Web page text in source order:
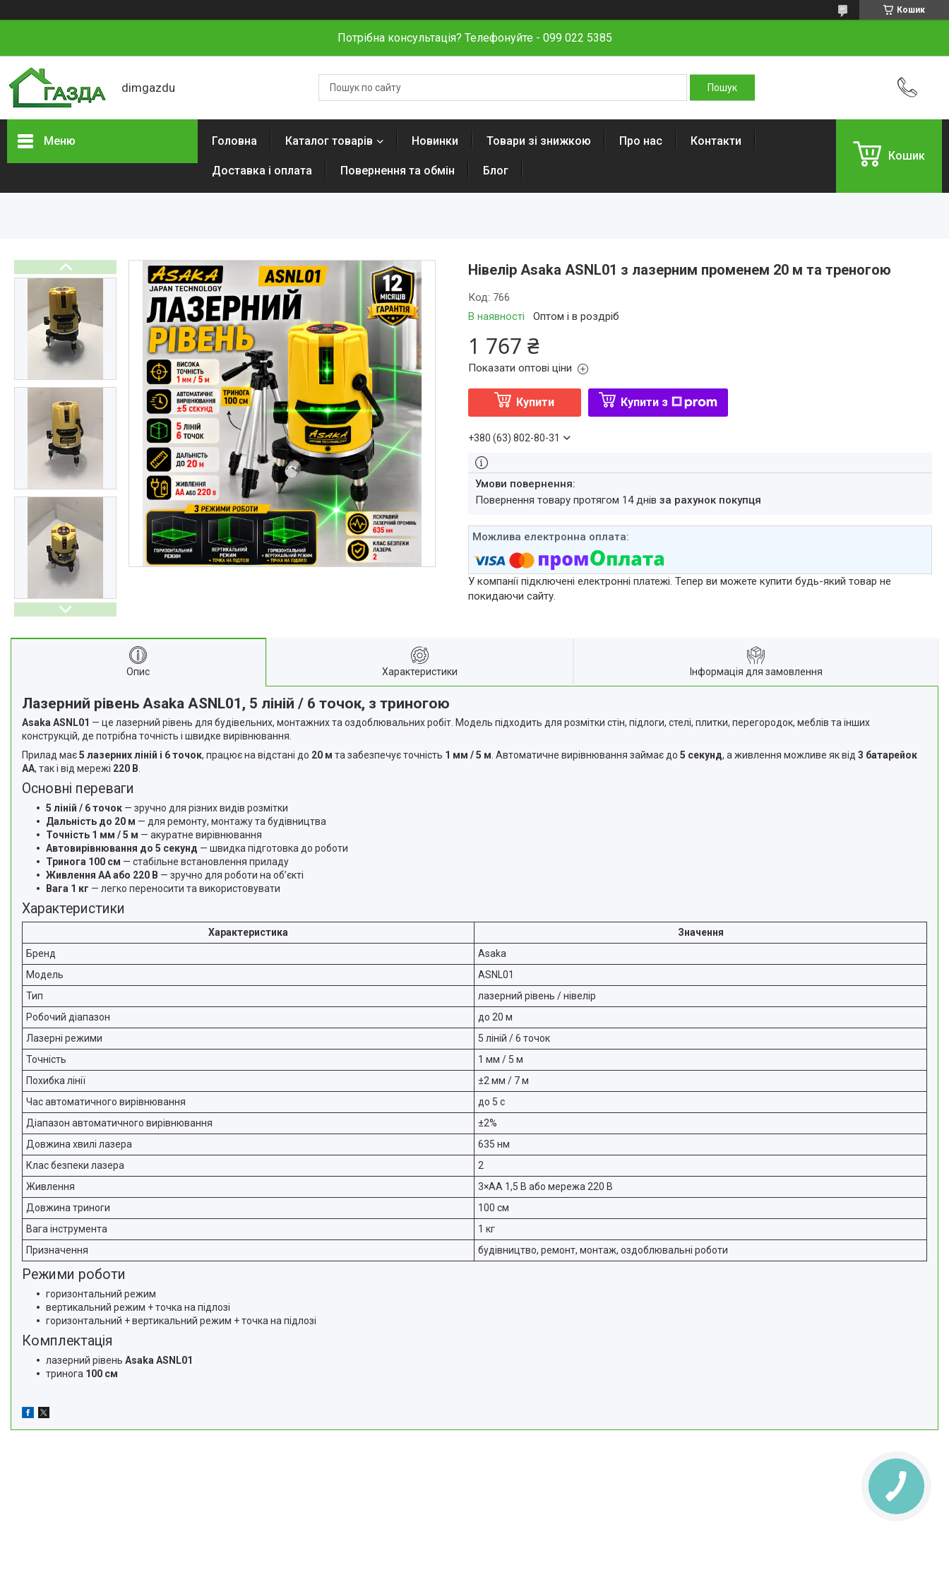
Кошик
Потрібна консультація? Телефонуйте - 099 022 5385
dimgazdu
Меню
Інструменти
Аксесуари та витратні
матеріали
Генератори бензинові та
дизельні
Обігрівачі
Побутова техніка і догляд
Все для кухні
Меблі
Резервне живлення для дому
Тактичне взуття
Мангали, грилі та аксесуари
Інструменти для Саду і дому
Автотовари
Електроінструменти
Обігрівачі
Товари зі знижкою
Про нас
Головна Каталог товарів Новинки Товари зі знижкою Про нас Контакти
Доставка і оплата Повернення та обмін Блог
Кошик
Нівелір Asaka ASNL01 з лазерним променем 20 м та треногою
В наявності Оптом і в роздріб
Код: 766
1 767 ₴
Показати оптові ціни
Купити Купити з
+380 (63) 802-80-31
повернення товару протягом 14 днів за рахунок покупця
У компанії підключені електронні платежі. Тепер ви можете купити будь-який товар не
покидаючи сайту.
Опис Характеристики Інформація для замовлення
Лазерний рівень Asaka ASNL01, 5 ліній / 6 точок, з триногою
Asaka ASNL01 — це лазерний рівень для будівельних, монтажних та оздоблювальних робіт. Модель підходить для розмітки стін, підлоги, стелі, плитки, перегородок, меблів та інших
конструкцій, де потрібна точність і швидке вирівнювання.
Прилад має5 лазерних ліній і 6 точок, працює на відстані до 20 м та забезпечує точність 1 мм / 5 м . Автоматичне вирівнювання займає до 5 секунд, а живлення можливе як від 3 батарейок
AA, так і від мережі 220 В
Основні переваги
5 ліній / 6 точок — зручно для різних видів розмітки
Дальність до 20 м — для ремонту, монтажу та будівництва
Точність 1 мм / 5 м — акуратне вирівнювання
Автовирівнювання до 5 секунд — швидка підготовка до роботи
Тринога 100 см — стабільне встановлення приладу
Живлення AA або 220 В — зручно для роботи на об’єкті
Вага 1 кг — легко переносити та використовувати
Характеристики
Характеристика
Значення
Бренд
Asaka
Модель
ASNL01
Тип
лазерний рівень / нівелір
Робочий діапазон
до 20 м
Лазерні режими
5 ліній / 6 точок
Точність
1 мм / 5 м
Похибка лінії
±2 мм / 7 м
Час автоматичного вирівнювання
до 5 с
Діапазон автоматичного вирівнювання
±2%
Довжина хвилі лазера
635 нм
Клас безпеки лазера
2
Живлення
3×AA 1,5 В або мережа 220 В
Довжина триноги
100 см
Вага інструмента
1 кг
Призначення
будівництво, ремонт, монтаж, оздоблювальні роботи
Режими роботи
горизонтальний режим
вертикальний режим + точка на підлозі
горизонтальний + вертикальний режим + точка на підлозі
Комплектація
лазерний рівень Asaka ASNL01
тринога 100 см